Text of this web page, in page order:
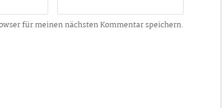
für meinen nächsten Kommentar speichern.